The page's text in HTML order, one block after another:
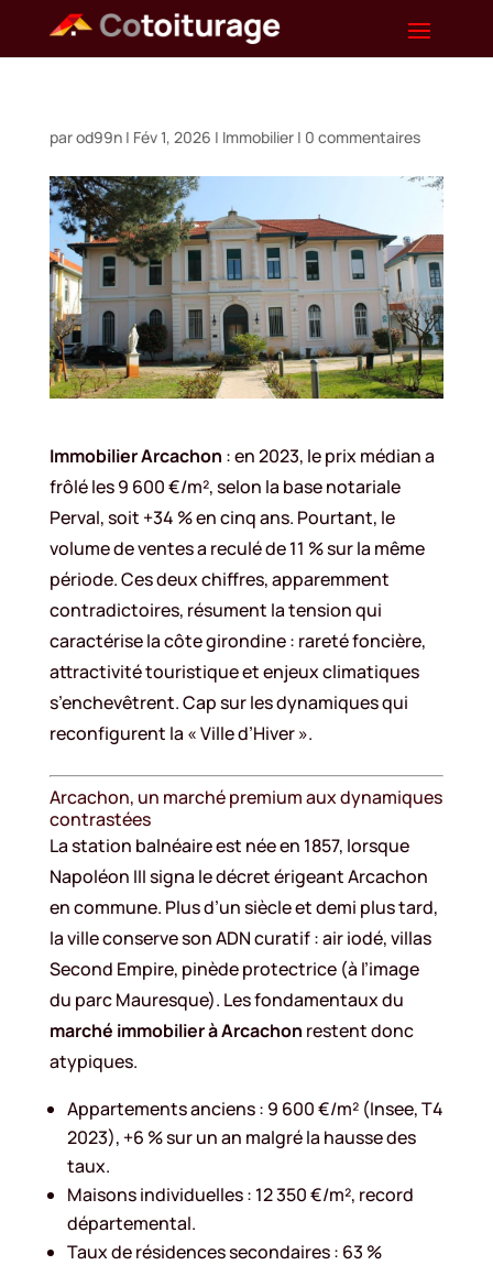
parod99n| Fév 1, 2026 | Immobilier| 0 commentaires
Immobilier Arcachon : en 2023, le prix médian a
frôlé les 9 600 €/m², selon la base notariale
Perval, soit +34 % en cinq ans. Pourtant, le
volume de ventes a reculé de 11 % sur la même
période. Ces deux chiffres, apparemment
contradictoires, résument la tension qui
caractérise la côte girondine : rareté foncière,
attractivité touristique et enjeux climatiques
s’enchevêtrent. Cap sur les dynamiques qui
reconfigurent la « Ville d’Hiver ».
Arcachon, un marché premium aux dynamiques
contrastées
La station balnéaire est née en 1857, lorsque
Napoléon III signa le décret érigeant Arcachon
en commune. Plus d’un siècle et demi plus tard,
la ville conserve son ADN curatif : air iodé, villas
Second Empire, pinède protectrice (à l’image
du parc Mauresque). Les fondamentaux du
marché immobilier à Arcachon restent donc
atypiques.
Appartements anciens : 9 600 €/m² (Insee, T4
2023), +6 % sur un an malgré la hausse des
taux.
Maisons individuelles : 12 350 €/m², record
départemental.
Taux de résidences secondaires : 63 %